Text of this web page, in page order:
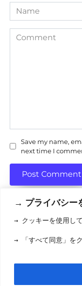
→ プライバシー
→ クッキーを使用し
→ 「すべて同意」を
Name
Comment
Save my name,
next time I
利用規約(りよう